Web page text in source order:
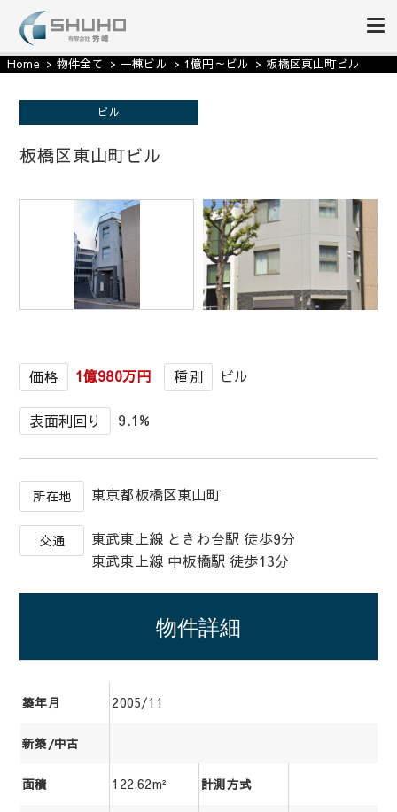
収益物件の事なら｜有限会社秀
峰
収益物件を購入する。利回りや価格等で絞り込み可能。収益物件・利回り物件
に関することはいつでもご相談ください。長年の不動産投資の経験と知識を武
Home 物件全て 一棟ビル 1億円～ビル 板橋区東山町ビル
ビル
板橋区東山町ビル
価格 1億980万円 種別 ビル
表面利回り 9.1%
所在地 東京都板橋区東山町
交通
東武東上線 ときわ台駅 徒歩9分
東武東上線 中板橋駅 徒歩13分
物件詳細
築年月 2005/11
新築/中古
面積 122.62m² 計測方式